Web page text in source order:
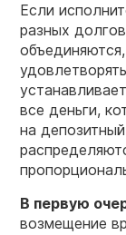
Если
разных
все деньги,
на
В первую
возмещение